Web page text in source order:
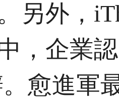
另外，
，企業
。愈進軍